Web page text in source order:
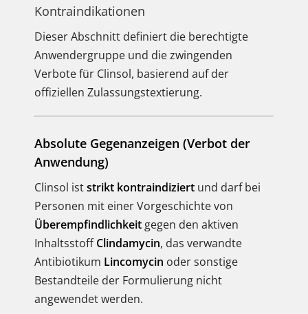
Kontraindikationen
Dieser Abschnitt definiert die berechtigte
Anwendergruppe und die zwingenden
Verbote für Clinsol, basierend auf der
offiziellen Zulassungstextierung.
Absolute Gegenanzeigen (Verbot der
Anwendung)
Clinsol iststrikt kontraindiziert und darf bei
Personen mit einer Vorgeschichte von
Überempfindlichkeit gegen den aktiven
InhaltsstoffClindamycin, das verwandte
Antibiotikum Lincomycin oder sonstige
Bestandteile der Formulierung nicht
angewendet werden.